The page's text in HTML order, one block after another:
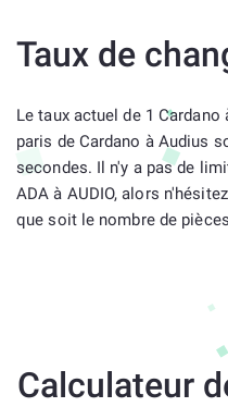
Taux de
Le taux actuel de 1 Cardano
paris de Cardano à Audius
secondes. Il n'y a pas de
ADA à AUDIO, alors
que soit le nombre de
Calculateur